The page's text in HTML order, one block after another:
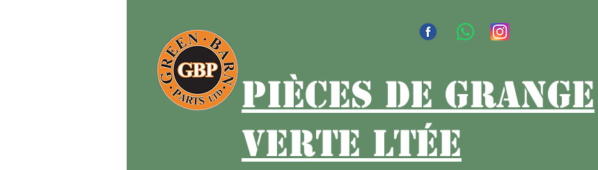
pièces de grange
verte ltée